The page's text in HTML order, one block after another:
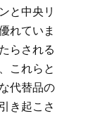
と中央リ
れていま
らされる
これらと
代替品の
き起こさ